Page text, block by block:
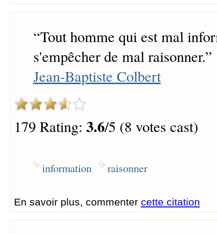
“Tout homme qui est mal
s'empêcher de mal raisonner.”
Jean-Baptiste Colbert
179 Rating: 3.6/5 (8 votes cast)
information raisonner
En savoir plus, commenter cette citation